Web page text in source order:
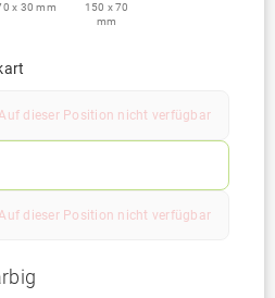
x 30 mm
150 x 70
mm
dieser Position nicht verfügbar
dieser Position nicht verfügbar